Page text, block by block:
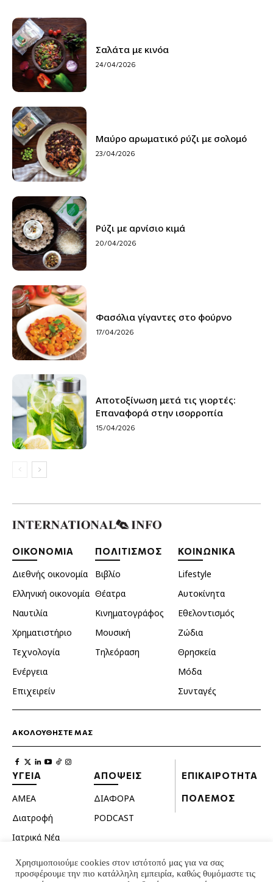
Σαλάτα με κινόα
24/04/2026
Μαύρο αρωματικό ρύζι με σολομό
23/04/2026
Ρύζι με αρνίσιο κιμά
20/04/2026
Φασόλια γίγαντες στο φούρνο
17/04/2026
Αποτοξίνωση μετά τις γιορτές:
Επαναφορά στην ισορροπία
15/04/2026
ΟΙΚΟΝΟΜΙΑ
Διεθνής οικονομία
Ελληνική οικονομία
Ναυτιλία
Χρηματιστήριο
Τεχνολογία
Ενέργεια
Επιχειρείν
ΠΟΛΙΤΙΣΜΟΣ
Βιβλίο
Θέατρα
Κινηματογράφος
Μουσική
Τηλεόραση
ΚΟΙΝΩΝΙΚΑ
Lifestyle
Αυτοκίνητα
Εθελοντισμός
Ζώδια
Θρησκεία
Μόδα
Συνταγές
ΑΚΟΛΟΥΘΗΣΤΕ ΜΑΣ
ΥΓΕΙΑ
ΑΜΕΑ
Διατροφή
Ιατρικά Νέα
Κατοικίδια
Ομορφιά
ΑΠΟΨΕΙΣ
ΔΙΑΦΟΡΑ
PODCAST
ΕΠΙΚΑΙΡΟΤΗΤΑ
ΠΟΛΕΜΟΣ
Χρησιμοποιούμε cookies στον ιστότοπό μας για να σας
προσφέρουμε την πιο κατάλληλη εμπειρία, καθώς θυμόμαστε τις